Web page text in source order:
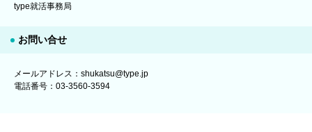
type就活事務局
お問い合せ
メールアドレス：shukatsu@type.jp
電話番号：03-3560-3594